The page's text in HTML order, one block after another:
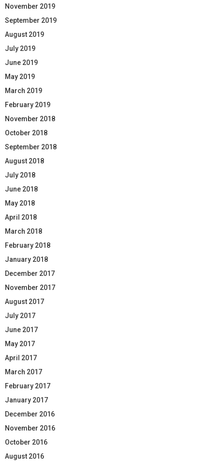
November 2019
September 2019
August 2019
July 2019
June 2019
May 2019
March 2019
February 2019
November 2018
October 2018
September 2018
August 2018
July 2018
June 2018
May 2018
April 2018
March 2018
February 2018
January 2018
December 2017
November 2017
August 2017
July 2017
June 2017
May 2017
April 2017
March 2017
February 2017
January 2017
December 2016
November 2016
October 2016
August 2016